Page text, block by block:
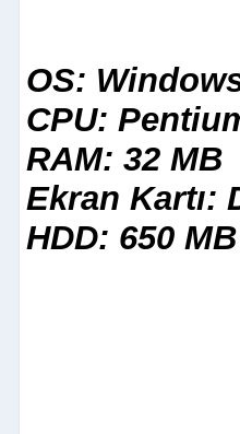
OS:
CPU:
RAM: 32 MB
Ekran Kartı:
HDD: 650 MB